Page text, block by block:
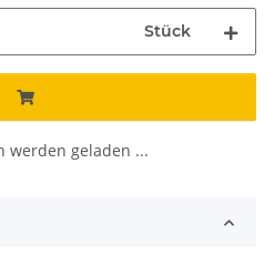
Stück
werden geladen ...